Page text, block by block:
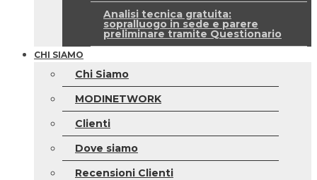
Analisi tecnica gratuita:
sopralluogo in sede e parere
preliminare tramite Questionario
CHI SIAMO
Chi Siamo
MODINETWORK
Clienti
Dove siamo
Recensioni Clienti